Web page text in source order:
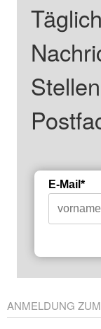
E-Mail*
ANMELDUNG